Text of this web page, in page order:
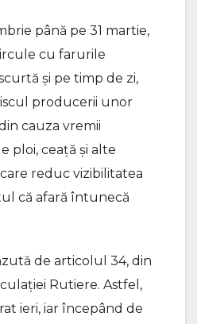
până pe 31 martie,
cu farurile
și pe timp de zi,
producerii unor
cauza vremii
ploi, ceață și alte
reduc vizibilitatea
că afară întunecă
de articolul 34, din
Rutiere. Astfel,
ieri, iar începând de